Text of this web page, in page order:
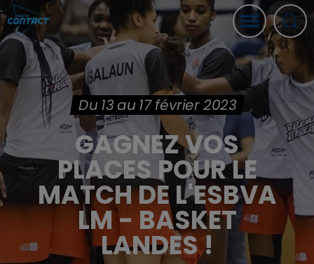
Du 13 au 17 février 2023
GAGNEZ VOS
PLACES POUR LE
MATCH DE L'ESBVA
LM - BASKET
LANDES !